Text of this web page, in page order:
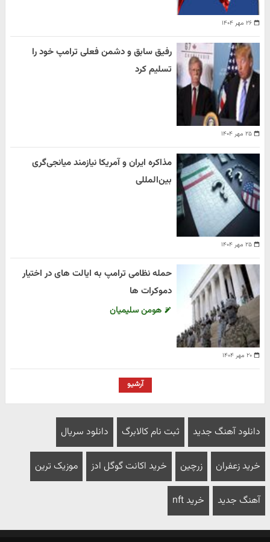
۲۶ مهر ۱۴۰۴
۲۵ مهر ۱۴۰۴
رفیق سابق و دشمن فعلی ترامپ خود را
تسلیم کرد
۲۵ مهر ۱۴۰۴
مذاکره ایران و آمریکا نیازمند میانجی‌گری
بین‌المللی
۲۰ مهر ۱۴۰۴
حمله نظامی ترامپ به ایالت های در اختیار
دموکرات ها
هومن سلیمیان
آرشیو
دانلود آهنگ جدید ثبت نام کالابرگ دانلود سریال
خرید زعفران زرچین خرید اکانت گوگل ادز موزیک ترین
آهنگ جدید خرید nft